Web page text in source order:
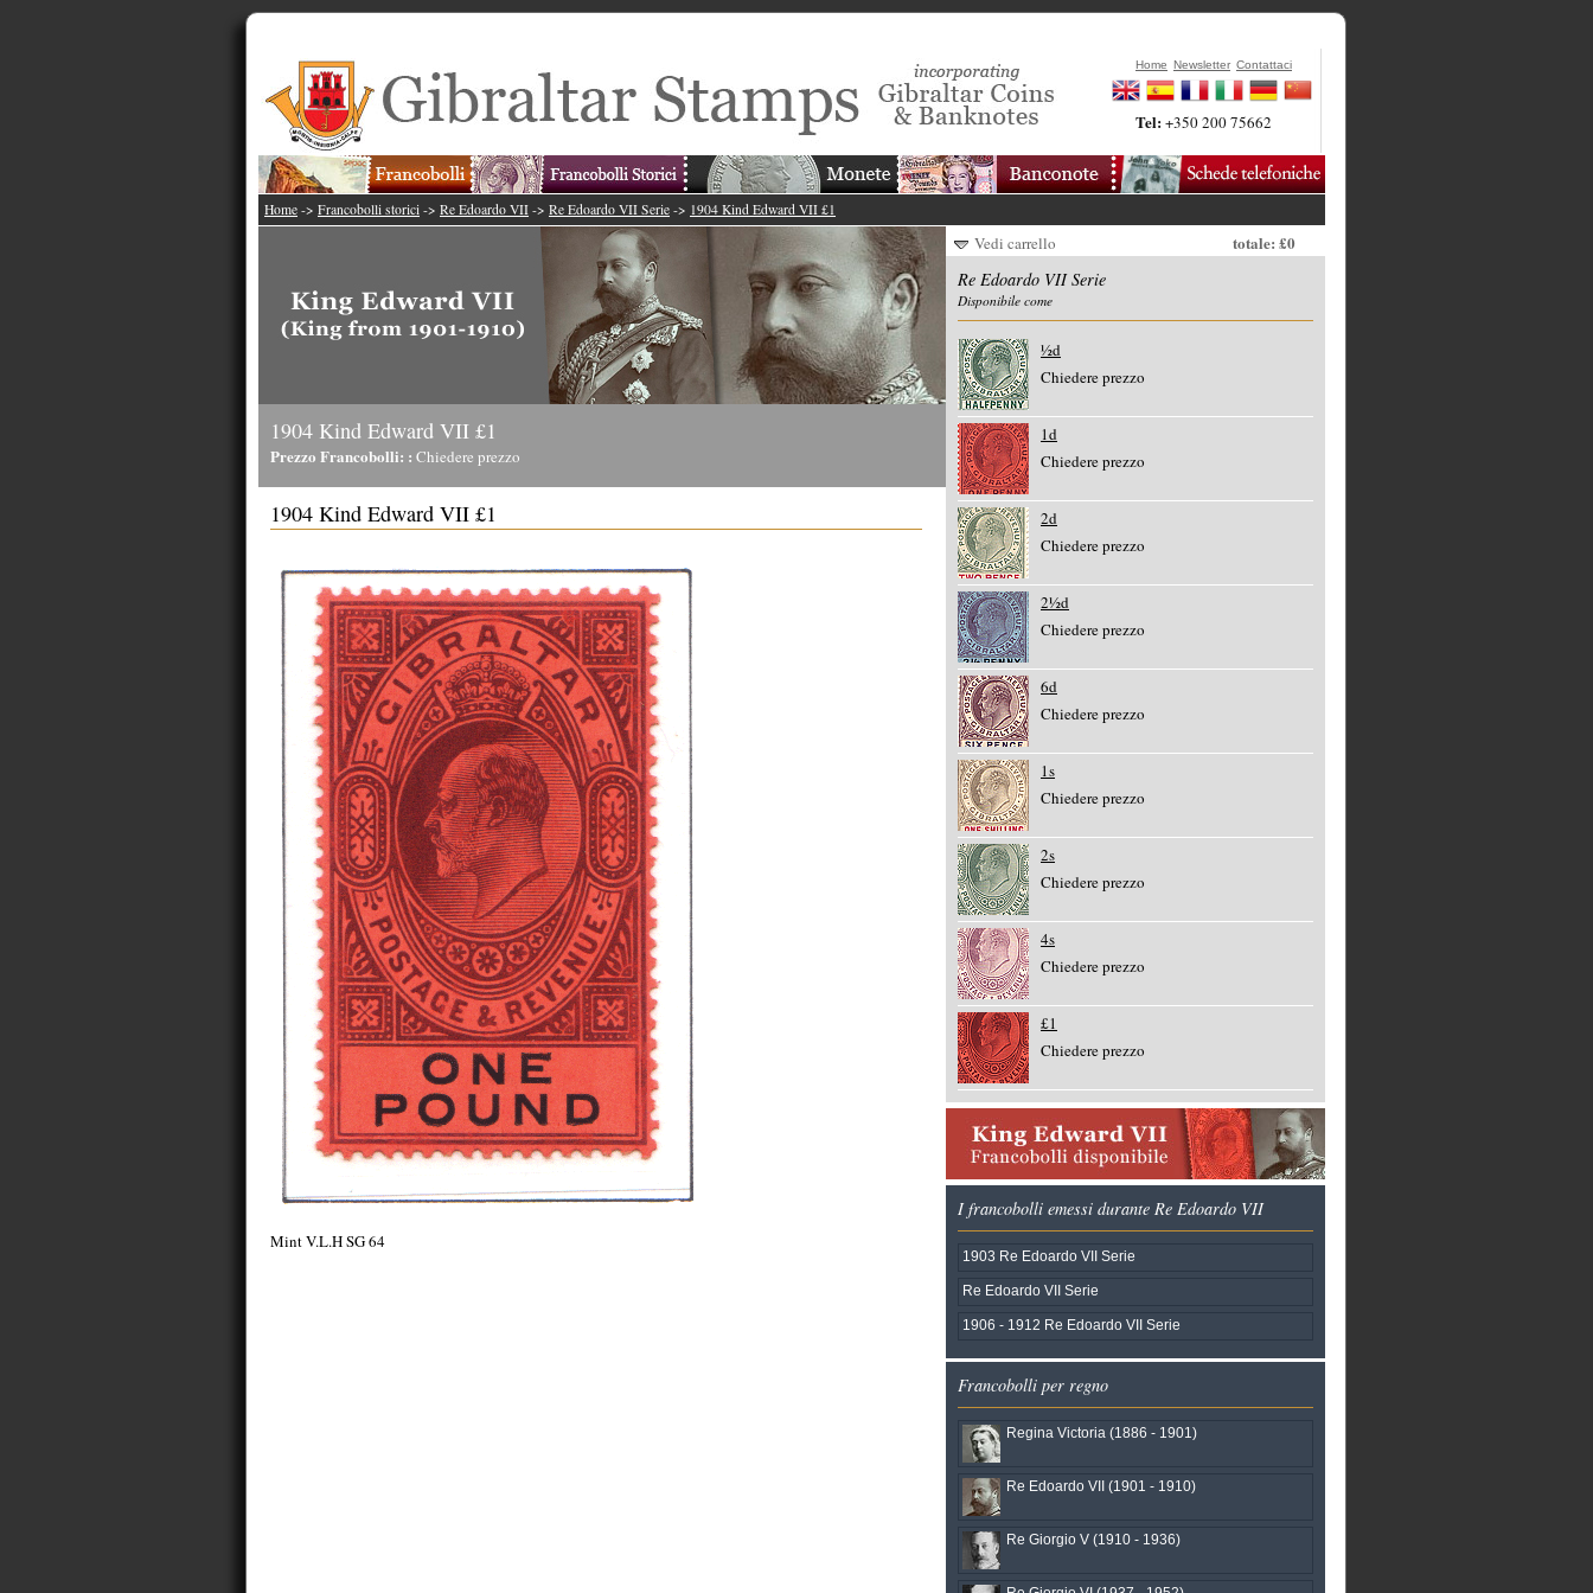
Home Newsletter Contattaci
Tel:+350 200 75662
Home -> Francobolli storici -> Re Edoardo VII -> Re Edoardo VII Serie -> 1904 Kind Edward VII £1
1904 Kind Edward VII £1
Prezzo Francobolli: : Chiedere prezzo
1904 Kind Edward VII £1
Mint V.L.H SG 64
Vedi carrello
totale: £0
Re Edoardo VII Serie
Disponibile come
½d
Chiedere prezzo
1d
Chiedere prezzo
2d
Chiedere prezzo
2½d
Chiedere prezzo
6d
Chiedere prezzo
1s
Chiedere prezzo
2s
Chiedere prezzo
4s
Chiedere prezzo
£1
Chiedere prezzo
I francobolli emessi durante Re Edoardo VII
1903 Re Edoardo VII Serie
Re Edoardo VII Serie
1906 - 1912 Re Edoardo VII Serie
Francobolli per regno
Regina Victoria (1886 - 1901)
Re Edoardo VII (1901 - 1910)
Re Giorgio V (1910 - 1936)